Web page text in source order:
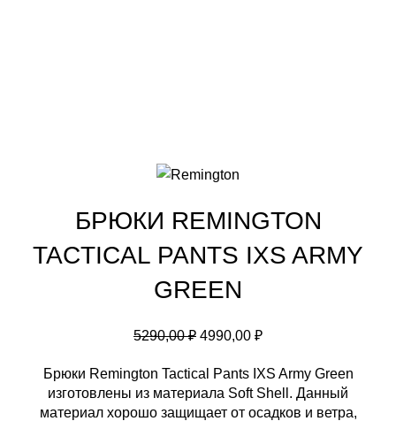
БРЮКИ REMINGTON
TACTICAL PANTS IXS ARMY
GREEN
5290,00₽ Первоначальная
составляла
5290,00 ₽.
4990,00 ₽Текущая
4990,00 ₽.
Брюки Remington Tactical Pants IXS Army Green
изготовлены из материала Soft Shell. Данный
материал хорошо защищает от осадков и ветра,